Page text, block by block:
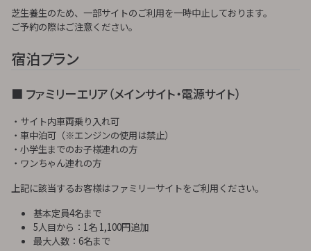
芝生養生のため、一部サイトのご利用を一時中止しております。
ご予約の際はご注意ください。
宿泊プラン
■ ファミリーエリア（メインサイト・電源サイト）
・サイト内車両乗り入れ可
・車中泊可（※エンジンの使用は禁止）
・小学生までのお子様連れの方
・ワンちゃん連れの方
上記に該当するお客様はファミリーサイトをご利用ください。
基本定員4名まで
5人目から：1名 1,100円追加
最大人数：6名まで